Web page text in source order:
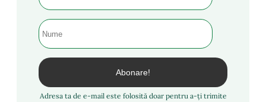
Adresa ta de e-mail este folosită doar pentru a-ți trimite